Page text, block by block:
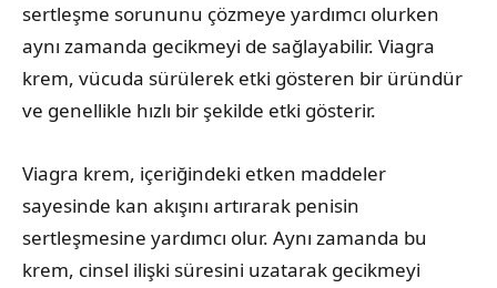
sertleşme sorununu çözmeye yardımcı olurken
aynı zamanda gecikmeyi de sağlayabilir. Viagra
krem, vücuda sürülerek etki gösteren bir üründür
ve genellikle hızlı bir şekilde etki gösterir.
Viagra krem, içeriğindeki etken maddeler
sayesinde kan akışını artırarak penisin
sertleşmesine yardımcı olur. Aynı zamanda bu
krem, cinsel ilişki süresini uzatarak gecikmeyi